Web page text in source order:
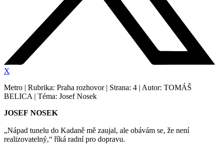
X
Metro | Rubrika: Praha rozhovor | Strana: 4 | Autor: TOMÁŠ
BELICA | Téma: Josef Nosek
JOSEF NOSEK
„Nápad tunelu do Kadaně mě zaujal, ale obávám se, že není
realizovatelný,“ říká radní pro dopravu.